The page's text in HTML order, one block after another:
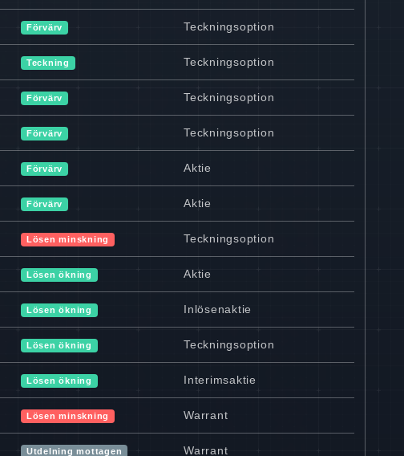
Förvärv Teckningsoption
Teckning Teckningsoption
Förvärv Teckningsoption
Förvärv Teckningsoption
Förvärv Aktie
Förvärv Aktie
Lösen minskning Teckningsoption
Lösen ökning Aktie
Lösen ökning Inlösenaktie
Lösen ökning Teckningsoption
Lösen ökning Interimsaktie
Lösen minskning Warrant
Utdelning mottagen Warrant